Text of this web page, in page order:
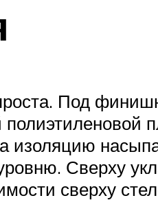
Под
полиэтиленовой
изоляцию
Сверху
сверху